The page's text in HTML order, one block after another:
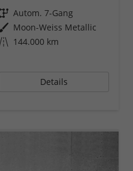
Getriebe Autom. 7-Gang
Außenfarbe Moon-Weiss Metallic
Kilometerstand 144.000 km
Details